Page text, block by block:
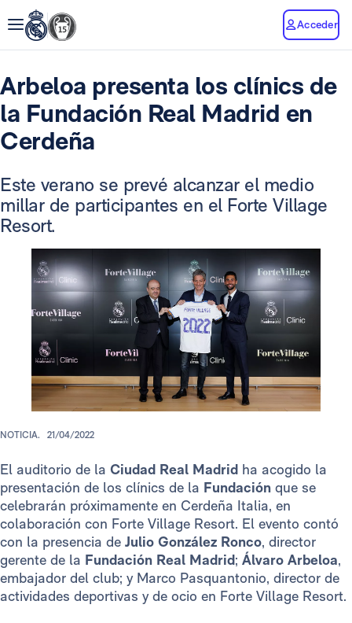
Acceder
Arbeloa presenta los clínics de
la Fundación Real Madrid en
Cerdeña
Este verano se prevé alcanzar el medio
millar de participantes en el Forte Village
Resort.
NOTICIA. 21/04/2022
El auditorio de la Ciudad Real Madrid ha acogido la
presentación de los clínics de la Fundación que se
celebrarán próximamente en Cerdeña Italia, en
colaboración con Forte Village Resort. El evento contó
con la presencia de Julio González Ronco, director
gerente de la Fundación Real Madrid; Álvaro Arbeloa,
embajador del club; y Marco Pasquantonio, director de
actividades deportivas y de ocio en Forte Village Resort.